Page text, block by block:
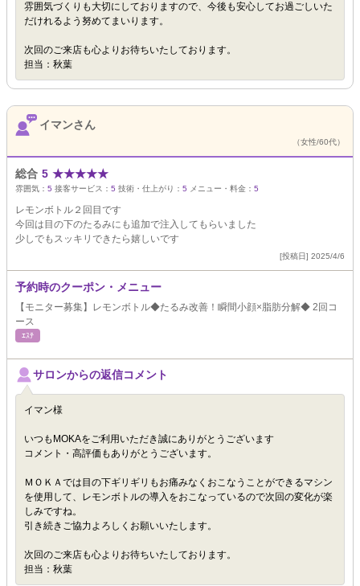
雰囲気づくりも大切にしておりますので、今後も安心してお過ごしいた
だけれるよう努めてまいります。
次回のご来店も心よりお待ちいたしております。
担当：秋葉
イマンさん
（女性/60代）
総合 5 ★★★★★
雰囲気： 5 接客サービス： 5 技術・仕上がり： 5 メニュー・料金： 5
レモンボトル２回目です
今回は目の下のたるみにも追加で注入してもらいました
少しでもスッキリできたら嬉しいです
[投稿日] 2025/4/6
予約時のクーポン・メニュー
【モニター募集】レモンボトル◆たるみ改善！瞬間小顔×脂肪分解◆ 2回コ
ース
ｴｽﾃ
サロンからの返信コメント
イマン様
いつもMOKAをご利用いただき誠にありがとうございます
コメント・高評価もありがとうございます。
ＭＯＫＡでは目の下ギリギリもお痛みなくおこなうことができるマシン
を使用して、レモンボトルの導入をおこなっているので次回の変化が楽
しみですね。
引き続きご協力よろしくお願いいたします。
次回のご来店も心よりお待ちいたしております。
担当：秋葉